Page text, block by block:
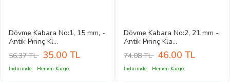
Dövme Kabara No:1, 15 mm, -
Antik Pirinç Kl...
56.37 TL 35.00 TL
İndirimde Hemen Kargo
Dövme Kabara No:2, 21 mm -
Antik Pirinç Kla...
74.08 TL 46.00 TL
İndirimde Hemen Kargo